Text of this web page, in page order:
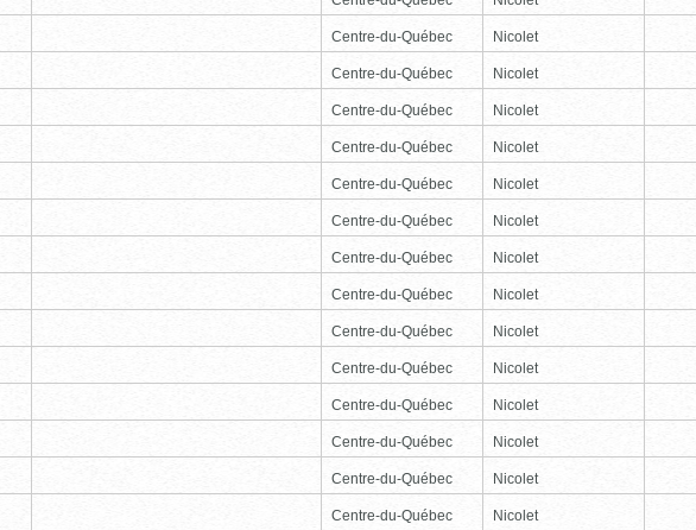
Centre-du-Québec Nicolet
Centre-du-Québec Nicolet
Centre-du-Québec Nicolet
Centre-du-Québec Nicolet
Centre-du-Québec Nicolet
Centre-du-Québec Nicolet
Centre-du-Québec Nicolet
Centre-du-Québec Nicolet
Centre-du-Québec Nicolet
Centre-du-Québec Nicolet
Centre-du-Québec Nicolet
Centre-du-Québec Nicolet
Centre-du-Québec Nicolet
Centre-du-Québec Nicolet